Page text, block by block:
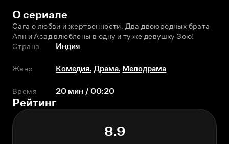
О сериале
Сага о любви и жертвенности. Два двоюродных брата
Аян и Асад влюблены в одну и ту же девушку Зою!
Страна
Индия
Жанр Комедия,Драма, Мелодрама
Время 20 мин / 00:20
Рейтинг
8.9